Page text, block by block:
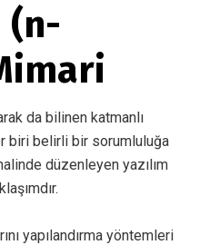
(n-
da bilinen katmanlı
biri belirli bir sorumluluğa
düzenleyen yazılım
yapılandırma yöntemleri